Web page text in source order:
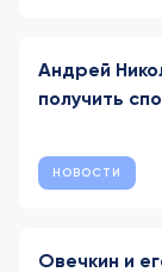
Андрей
получить
НОВОСТИ
Овечкин и